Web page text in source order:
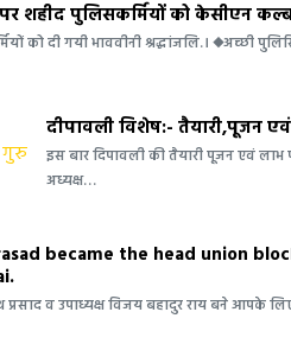
शहीद पुलिसकर्मियों को केसीएन कल्ब
को दी गयी भाववीनी श्रद्धांजलि.। ◆अच्छी
दीपावली विशेष:- तैयारी,पूजन
इस बार दिपावली की तैयारी पूजन एवं लाभ
अध्यक्ष…
became the head union
प्रसाद व उपाध्यक्ष विजय बहादुर राय बने आपके